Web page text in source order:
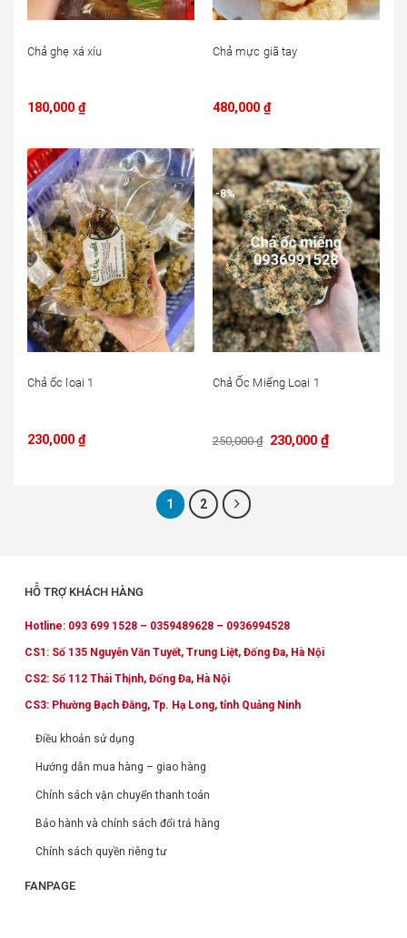
Chả ghẹ xá xíu
180,000 ₫
Chả mực giã tay
480,000 ₫
Chả ốc loại 1
230,000 ₫
-8%
Chả Ốc Miếng Loại 1
250,000₫ Giá
230,000 ₫Giá
hiện
1
2
HỖ TRỢ KHÁCH HÀNG
Hotline: 093 699 1528 – 0359489628 – 0936994528
CS1: Số 135 Nguyễn Văn Tuyết, Trung Liệt, Đống Đa, Hà Nội
CS2: Số 112 Thái Thịnh, Đống Đa, Hà Nội
CS3: Phường Bạch Đằng, Tp. Hạ Long, tỉnh Quảng Ninh
Điều khoản sử dụng
Hướng dẫn mua hàng – giao hàng
Chính sách vận chuyển thanh toán
Bảo hành và chính sách đổi trả hàng
Chính sách quyền riêng tư
FANPAGE